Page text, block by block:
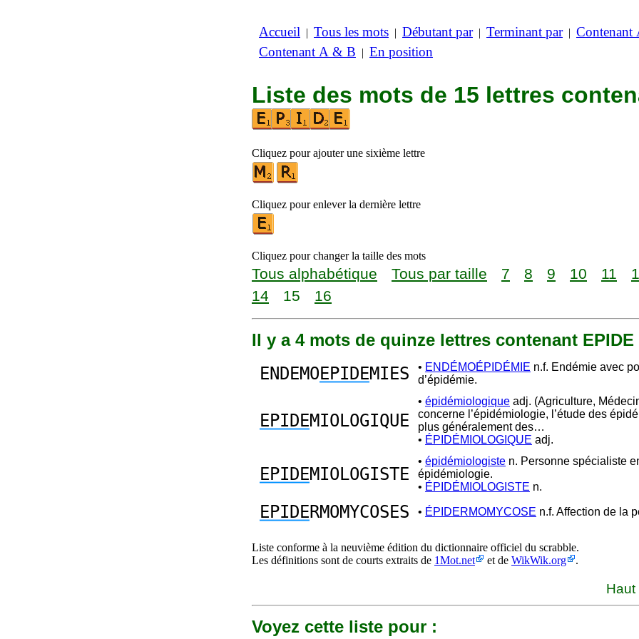
Accueil | Tous les mots | Débutant par| Terminant par| Contenant
Contenant A & B | En position
Liste des mots de 15 lettres
Cliquez pour ajouter une sixième lettre
Cliquez pour enlever la dernière lettre
Cliquez pour changer la taille des mots
Tous alphabétique Tous par taille 7 8 9 10 11
14
15 16
Il y a 4 mots de quinze lettres contenant EPIDE
ENDEMOEPIDEMIES • ENDÉMOÉPIDÉMIE n.f. Endémie avec
d’épidémie.
EPIDEMIOLOGIQUE
• épidémiologique adj. (Agriculture,
concerne l’épidémiologie, l’étude des
plus généralement des…
• ÉPIDÉMIOLOGIQUE adj.
EPIDEMIOLOGISTE
• épidémiologiste n. Personne spécialiste
épidémiologie.
• ÉPIDÉMIOLOGISTE n.
EPIDERMOMYCOSES • ÉPIDERMOMYCOSE n.f. Affection de la
Liste conforme à la neuvième édition du dictionnaire officiel du scrabble.
Les définitions sont de courts extraits de 1Mot.net et de WikWik.org .
Haut
Voyez cette liste pour :